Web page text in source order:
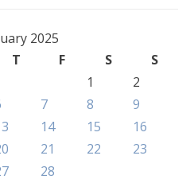
2025
T F S
S
1
2
7 8
9
14 15
16
21 22
23
28